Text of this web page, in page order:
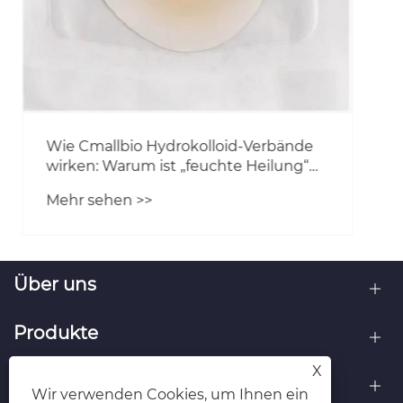
Über uns
Produkte
X
Wir verwenden Cookies, um Ihnen ein